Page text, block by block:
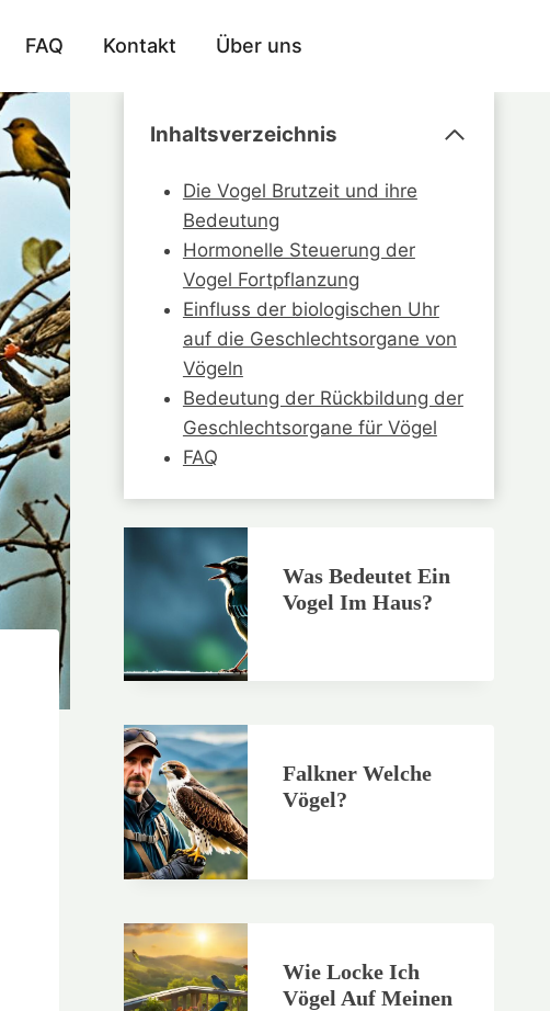
FAQ Kontakt Über uns
Inhaltsverzeichnis
Die Vogel Brutzeit und ihre
Bedeutung
Hormonelle Steuerung der
Vogel Fortpflanzung
Einfluss der biologischen Uhr
auf die Geschlechtsorgane von
Vögeln
Bedeutung der Rückbildung der
Geschlechtsorgane für Vögel
FAQ
Was Bedeutet Ein
Vogel Im Haus?
Falkner Welche
Vögel?
Wie Locke Ich
Vögel Auf Meinen